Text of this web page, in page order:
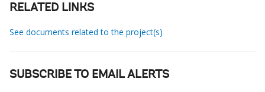
RELATED LINKS
See documents related to the project(s)
SUBSCRIBE TO EMAIL ALERTS